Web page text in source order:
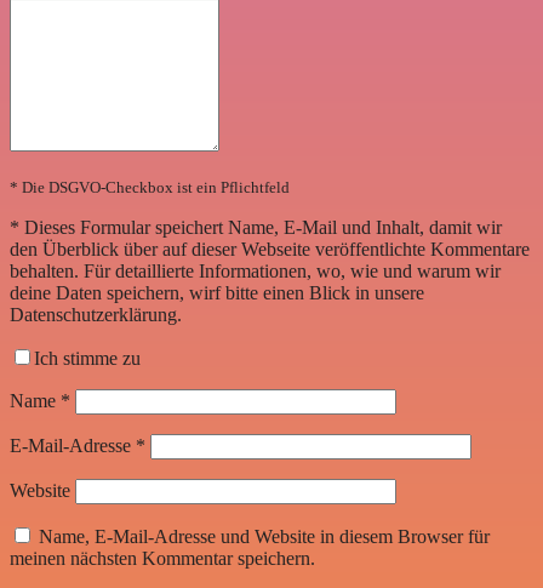
* Die DSGVO-Checkbox ist ein Pflichtfeld
* Dieses Formular speichert Name, E-Mail und Inhalt, damit wir
den Überblick über auf dieser Webseite veröffentlichte Kommentare
behalten. Für detaillierte Informationen, wo, wie und warum wir
deine Daten speichern, wirf bitte einen Blick in unsere
Datenschutzerklärung.
Ich stimme zu
Name *
E-Mail-Adresse *
Website
Name, E-Mail-Adresse und Website in diesem Browser für
meinen nächsten Kommentar speichern.